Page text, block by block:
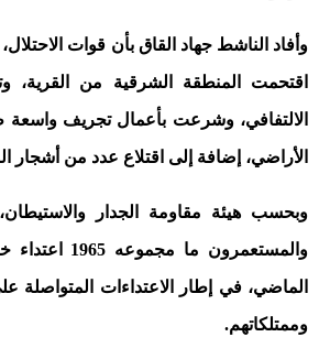
وأفاد الناشط جهاد القاق بأن قوات
الأراضي، إضافة إلى اقتلاع عدد من أشجار
وبحسب هيئة مقاومة الجدار
والمستعمرون
الماضي، في إطار الاعتداءات المتواصلة
وممتلكاتهم.